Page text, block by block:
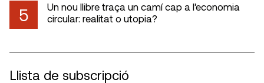
5
Un nou llibre traça un camí cap a l’economia
circular: realitat o utopia?
Llista de subscripció